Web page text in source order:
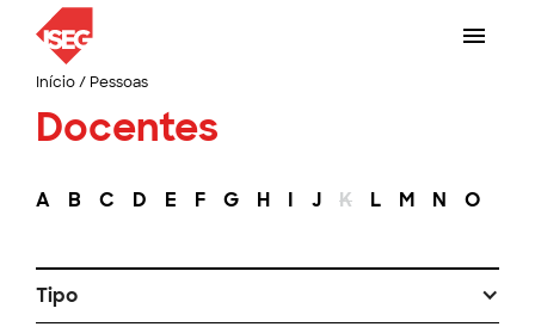
Início/ Pessoas
Docentes
A B C D E F G H I J K L M N O
Tipo